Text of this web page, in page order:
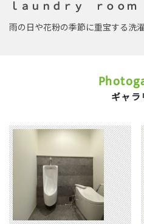
ｌａｕｎｄｒｙ ｒｏｏｍ
雨の日や花粉の季節に重宝する洗濯
ギャラ